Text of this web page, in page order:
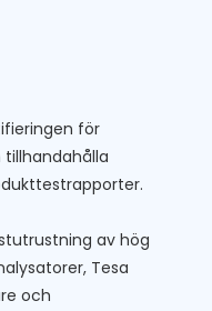
för
av hög
Tesa
och